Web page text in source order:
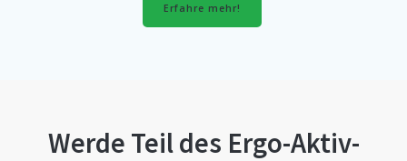
Erfahre mehr!
Werde Teil des Ergo-Aktiv-